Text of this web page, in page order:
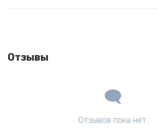
Отзывы
Отзывов пока нет.